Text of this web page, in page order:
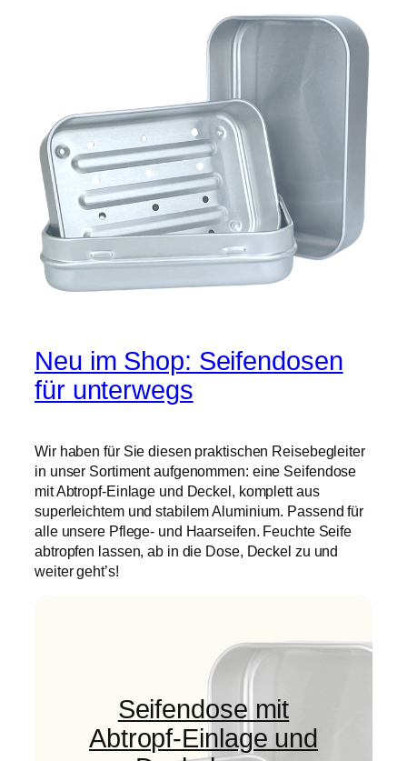
Neu im Shop: Seifendosen
für unterwegs
Wir haben für Sie diesen praktischen Reisebegleiter
in unser Sortiment aufgenommen: eine Seifendose
mit Abtropf-Einlage und Deckel, komplett aus
superleichtem und stabilem Aluminium. Passend für
alle unsere Pflege- und Haarseifen. Feuchte Seife
abtropfen lassen, ab in die Dose, Deckel zu und
weiter geht’s!
Seifendose mit
Abtropf-Einlage und